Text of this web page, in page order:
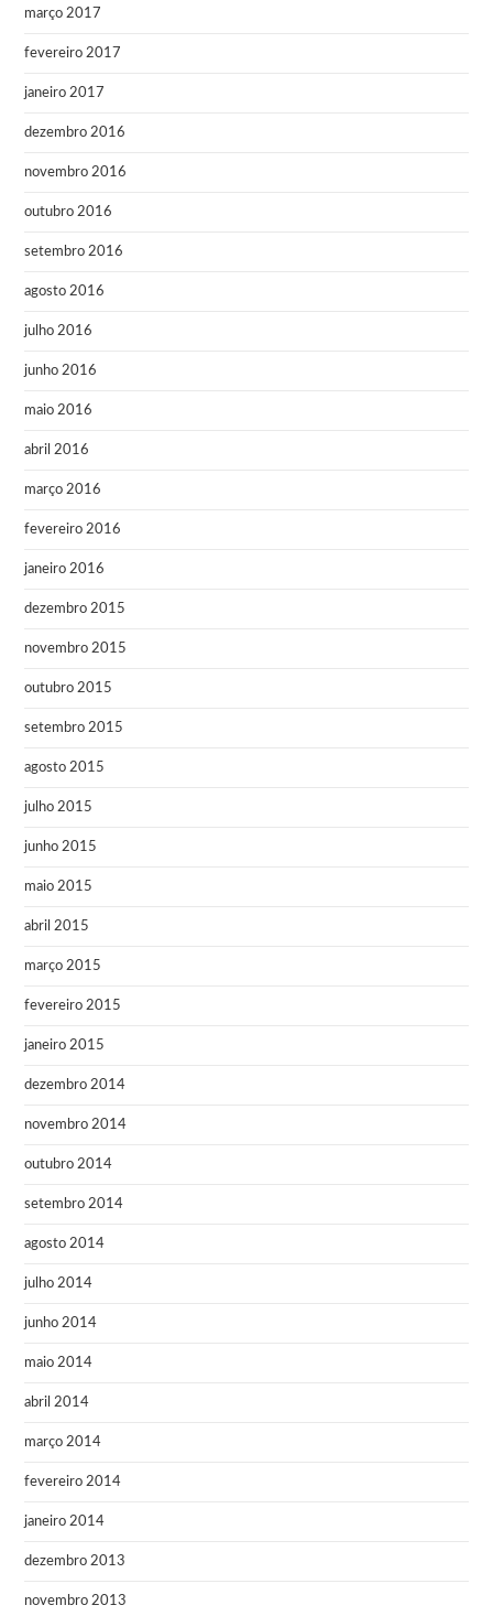
março 2017
fevereiro 2017
janeiro 2017
dezembro 2016
novembro 2016
outubro 2016
setembro 2016
agosto 2016
julho 2016
junho 2016
maio 2016
abril 2016
março 2016
fevereiro 2016
janeiro 2016
dezembro 2015
novembro 2015
outubro 2015
setembro 2015
agosto 2015
julho 2015
junho 2015
maio 2015
abril 2015
março 2015
fevereiro 2015
janeiro 2015
dezembro 2014
novembro 2014
outubro 2014
setembro 2014
agosto 2014
julho 2014
junho 2014
maio 2014
abril 2014
março 2014
fevereiro 2014
janeiro 2014
dezembro 2013
novembro 2013